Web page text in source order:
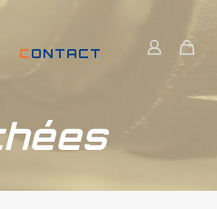
CONTACT